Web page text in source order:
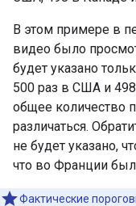
В этом примере в
видео было
будет указано
500 раз в США и
общее количество
различаться.
не будет указано,
что во Франции
Фактические